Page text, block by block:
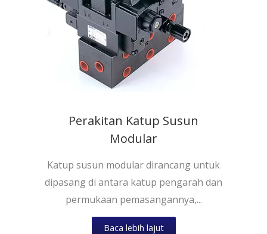
Perakitan Katup Susun
Modular
Katup susun modular dirancang untuk
dipasang di antara katup pengarah dan
permukaan pemasangannya,...
Baca lebih lajut